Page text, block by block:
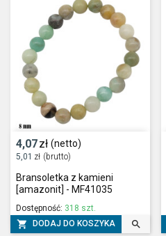
4,07zł (netto)
5,01 zł (brutto)
Bransoletka z kamieni
[amazonit] - MF41035
Dostępność: 318 szt.
 DODAJ DO KOSZYKA 